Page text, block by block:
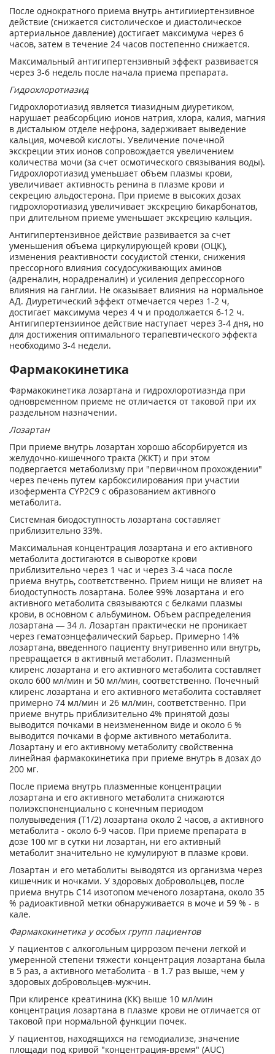
После однократного приема внутрь антигииертензивное
действие (снижается систолическое и диастолическое
артериальное давление) достигает максимума через 6
часов, затем в течение 24 часов постепенно снижается.
Максимальный антигипертензивный эффект развивается
через 3-6 недель после начала приема препарата.
Гидрохлоротиазид
Гидрохлоротиазид является тиазидным диуретиком,
нарушает реабсорбцию ионов натрия, хлора, калия, магния
в дисталыюм отделе нефрона, задерживает выведение
кальция, мочевой кислоты. Увеличение почечной
экскреции этих ионов сопровождается увеличением
количества мочи (за счет осмотического связывания воды).
Гидрохлоротиазид уменьшает объем плазмы крови,
увеличивает активность ренина в плазме крови и
секрецию альдостерона. При приеме в высоких дозах
гидрохлоротиазид увеличивает экскрецию бикарбонатов,
при длительном приеме уменьшает экскрецию кальция.
Антигипертензивное действие развивается за счет
уменьшения объема циркулирующей крови (ОЦК),
изменения реактивности сосудистой стенки, снижения
прессорного влияния сосудосуживающих аминов
(адреналин, норадреналин) и усиления депрессорного
влияния на ганглии. Не оказывает влияния на нормальное
АД. Диуретический эффект отмечается через 1-2 ч,
достигает максимума через 4 ч и продолжается 6-12 ч.
Антигипертензииное действие наступает через 3-4 дня, но
для достижения оптимального терапевтического эффекта
необходимо 3-4 недели.
Фармакокинетика
Фармакокинетика лозартана и гидрохлоротиазнда при
одновременном приеме не отличается от таковой при их
раздельном назначении.
Лозартан
При приеме внутрь лозартан хорошо абсорбируется из
желудочно-кишечного тракта (ЖКТ) и при этом
подвергается метаболизму при "первичном прохождении"
через печень путем карбоксилирования при участии
изофермента CYP2C9 с образованием активного
метаболита.
Системная биодоступность лозартана составляет
приблизительно 33%.
Максимальная концентрация лозартана и его активного
метаболита достигаются в сыворотке крови
приблизительно через 1 час и через 3-4 часа после
приема внутрь, соответственно. Прием нищи не влияет на
биодоступность лозартана. Более 99% лозартана и его
активного метаболита связываются с белками плазмы
крови, в основном с альбумином. Объем распределения
лозартана — 34 л. Лозартан практически не проникает
через гематоэнцефалический барьер. Примерно 14%
лозартана, введенного пациенту внутривенно или внутрь,
превращается в активный метаболит. Плазменный
клиренс лозартана и его активного метаболита составляет
около 600 мл/мин и 50 мл/мин, соответственно. Почечный
клиренс лозартана и его активного метаболита составляет
примерно 74 мл/мин и 26 мл/мин, соответственно. При
приеме внутрь приблизительно 4% принятой дозы
выводится почками в неизмененном виде и около 6 %
выводится почками в форме активного метаболита.
Лозартану и его активному метаболиту свойственна
линейная фармакокинетика при приеме внутрь в дозах до
200 мг.
После приема внутрь плазменные концентрации
лозартана и его активного метаболита снижаются
полиэкспоненциально с конечным периодом
полувыведения (T1/2) лозартана около 2 часов, а активного
метаболита - около 6-9 часов. При приеме препарата в
дозе 100 мг в сутки ни лозартан, ни его активный
метаболит значительно не кумулируют в плазме крови.
Лозартан и его метаболиты выводятся из организма через
кишечник и ночками. У здоровых добровольцев, после
приема внутрь С14 изотопом меченого лозартана, около 35
% радиоактивной метки обнаруживается в моче и 59 % - в
кале.
Фармакокинетика у особых групп пациентов
У пациентов с алкогольным циррозом печени легкой и
умеренной степени тяжести концентрация лозартана была
в 5 раз, а активного метаболита - в 1.7 раз выше, чем у
здоровых добровольцев-мужчин.
При клиренсе креатинина (КК) выше 10 мл/мин
концентрация лозартана в плазме крови не отличается от
таковой при нормальной функции почек.
У пациентов, находящихся на гемодиализе, значение
площади под кривой "концентрация-время" (AUC)